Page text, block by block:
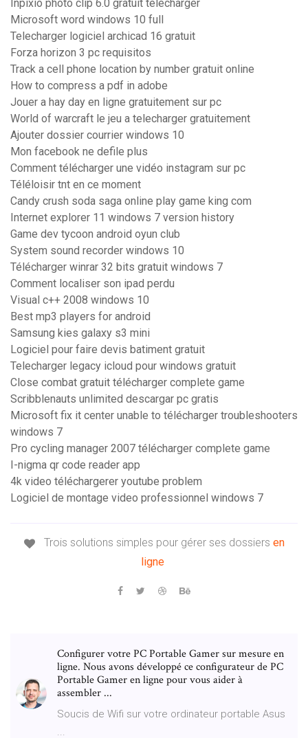
Inpixio photo clip 6.0 gratuit télécharger
Microsoft word windows 10 full
Telecharger logiciel archicad 16 gratuit
Forza horizon 3 pc requisitos
Track a cell phone location by number gratuit online
How to compress a pdf in adobe
Jouer a hay day en ligne gratuitement sur pc
World of warcraft le jeu a telecharger gratuitement
Ajouter dossier courrier windows 10
Mon facebook ne defile plus
Comment télécharger une vidéo instagram sur pc
Téléloisir tnt en ce moment
Candy crush soda saga online play game king com
Internet explorer 11 windows 7 version history
Game dev tycoon android oyun club
System sound recorder windows 10
Télécharger winrar 32 bits gratuit windows 7
Comment localiser son ipad perdu
Visual c++ 2008 windows 10
Best mp3 players for android
Samsung kies galaxy s3 mini
Logiciel pour faire devis batiment gratuit
Telecharger legacy icloud pour windows gratuit
Close combat gratuit télécharger complete game
Scribblenauts unlimited descargar pc gratis
Microsoft fix it center unable to télécharger troubleshooters
windows 7
Pro cycling manager 2007 télécharger complete game
I-nigma qr code reader app
4k video téléchargerer youtube problem
Logiciel de montage video professionnel windows 7
Trois solutions simples pour gérer ses dossiers en
ligne
Configurer votre PC Portable Gamer sur mesure en
ligne. Nous avons développé ce configurateur de PC
Portable Gamer en ligne pour vous aider à
assembler ...
Soucis de Wifi sur votre ordinateur portable Asus
...